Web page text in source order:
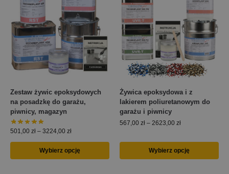
Zestaw żywic epoksydowych
na posadzkę do garażu,
piwnicy, magazyn
501,00 zł – 3224,00 zł
Wybierz opcję
Żywica epoksydowa i z
lakierem poliuretanowym do
garażu i piwnicy
567,00 zł – 2623,00 zł
Wybierz opcję